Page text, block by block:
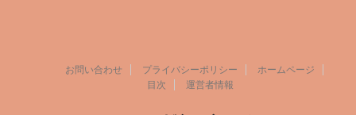
お問い合わせ プライバシーポリシー
ホームページ
目次
運営者情報